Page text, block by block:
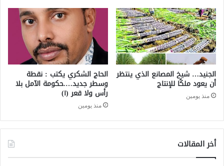
الجنيد… شيخ المصانع الذي ينتظر
أن يعود ملكًا للإنتاج
منذ يومين
الحاج الشكري يكتب : نقطة
وسطر جديد….حكومة الآمل بلا
رأس ولا قعر (١)
منذ يومين
أخر المقالات